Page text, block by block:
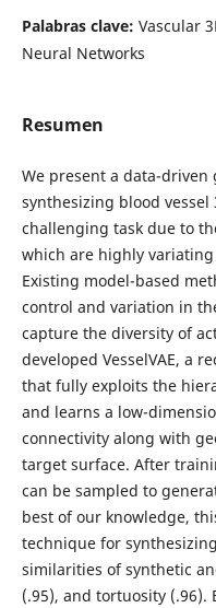
Palabras clave: Vascular
Neural Networks
Resumen
We present a data-
synthesizing blood vessel
challenging task due to
which are highly
Existing model-based
control and variation in
capture the diversity of
developed VesselVAE, a
that fully exploits the
and learns a low-
connectivity along with
target surface. After
can be sampled to
best of our knowledge,
technique for
similarities of synthetic
(.95), and tortuosity (.96).